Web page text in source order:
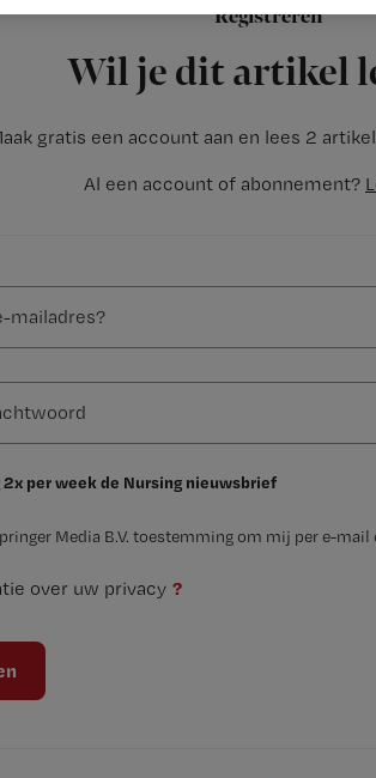
Registreren
Wil je dit artikel
gratis een account aan en lees 2
Al een account of abonnement?
2x per week de Nursing nieuwsbrief
Media B.V. toestemming om mij per e-mail
over uw privacy ?
zich aanmelden voor werk